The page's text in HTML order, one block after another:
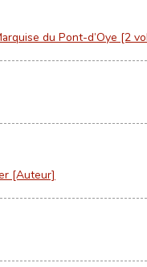
du Pont-d’Oye [2
[Auteur]